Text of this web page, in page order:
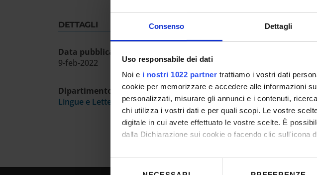
Consenso Dettagli
Uso responsabile dei dati
Noi e i nostri 1022 partner trattiamo i vostri dati
cookie per memorizzare e accedere alle informazioni
personalizzati, misurare gli annunci e i contenuti,
chi utilizza i vostri dati e per quali scopi. Le vostre
digitale in cui avete effettuato le vostre scelte. È
dalla Dichiarazione sui cookie o facendo clic sull'icona
Con il tuo consenso, vorremmo anche:
raccogliere informazioni sulla tua posizione
DETTAGLI
Data pubblicazione sull'albo ufficiale
9-feb-2022
Dipartimento
Lingue e Letterature Straniere